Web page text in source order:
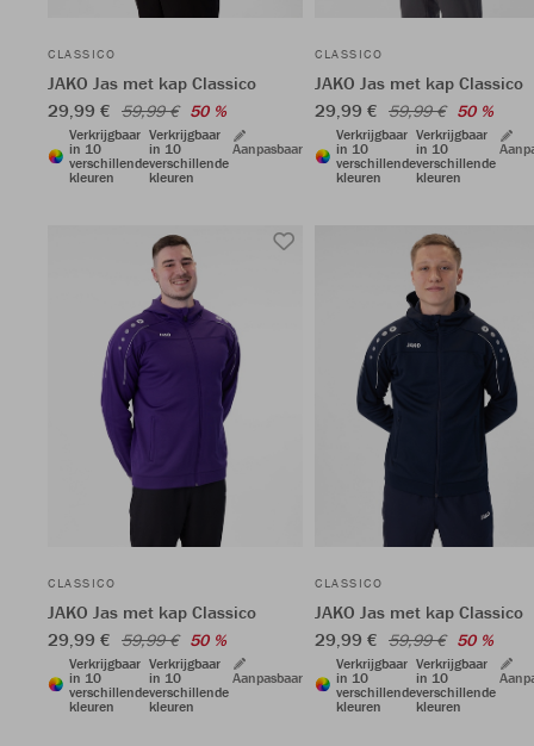
CLASSICO
JAKO Jas met kap Classico
29,99 € 59,99 € 50 %
Verkrijgbaar
in 10
verschillende
kleuren
Verkrijgbaar
in 10
verschillende
kleuren
Aanpasbaar
CLASSICO
JAKO Jas met kap Classico
29,99 € 59,99 € 50 %
Verkrijgbaar
in 10
verschillende
kleuren
Verkrijgbaar
in 10
verschillende
kleuren
CLASSICO
JAKO Jas met kap Classico
29,99 € 59,99 € 50 %
Verkrijgbaar
in 10
verschillende
kleuren
Verkrijgbaar
in 10
verschillende
kleuren
Aanpasbaar
CLASSICO
JAKO Jas met kap Classico
29,99 € 59,99 € 50 %
Verkrijgbaar
in 10
verschillende
kleuren
Verkrijgbaar
in 10
verschillende
kleuren